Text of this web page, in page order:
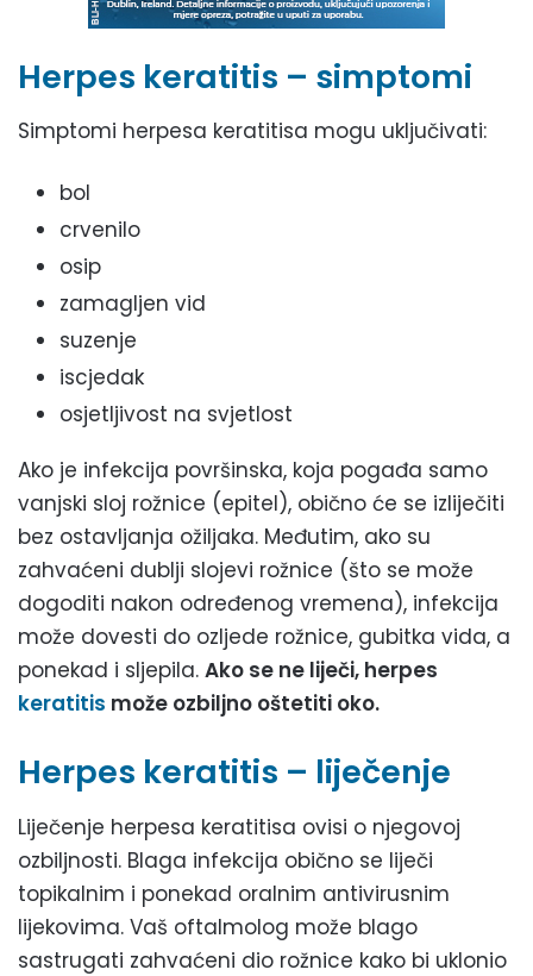
Herpes keratitis – simptomi
Simptomi herpesa keratitisa mogu uključivati:
bol
crvenilo
osip
zamagljen vid
suzenje
iscjedak
osjetljivost na svjetlost
Ako je infekcija površinska, koja pogađa samo
vanjski sloj rožnice (epitel), obično će se izliječiti
bez ostavljanja ožiljaka. Međutim, ako su
zahvaćeni dublji slojevi rožnice (što se može
dogoditi nakon određenog vremena), infekcija
može dovesti do ozljede rožnice, gubitka vida, a
ponekad i sljepila. Ako se ne liječi, herpes
keratitis može ozbiljno oštetiti oko.
Herpes keratitis – liječenje
Liječenje herpesa keratitisa ovisi o njegovoj
ozbiljnosti. Blaga infekcija obično se liječi
topikalnim i ponekad oralnim antivirusnim
lijekovima. Vaš oftalmolog može blago
sastrugati zahvaćeni dio rožnice kako bi uklonio